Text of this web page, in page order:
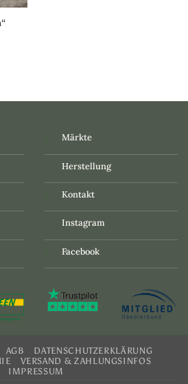
Märkte
Herstellung
Kontakt
Instagram
Facebook
AGB
DATENSCHUTZERKLÄRUNG
VERSAND & ZAHLUNGSINFOS
IMPRESSUM